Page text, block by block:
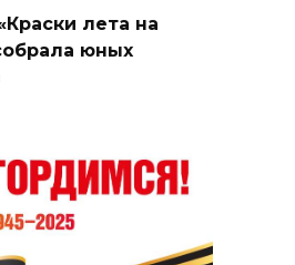
лета на
юных